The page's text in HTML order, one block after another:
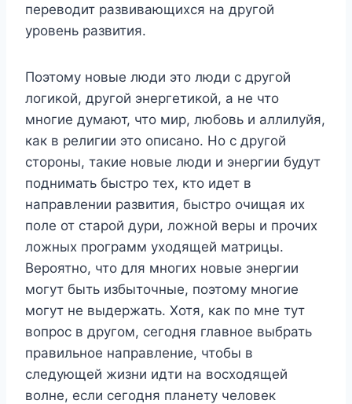
переводит развивающихся на другой
уровень развития.
Поэтому новые люди это люди с другой
логикой, другой энергетикой, а не что
многие думают, что мир, любовь и аллилуйя,
как в религии это описано. Но с другой
стороны, такие новые люди и энергии будут
поднимать быстро тех, кто идет в
направлении развития, быстро очищая их
поле от старой дури, ложной веры и прочих
ложных программ уходящей матрицы.
Вероятно, что для многих новые энергии
могут быть избыточные, поэтому многие
могут не выдержать. Хотя, как по мне тут
вопрос в другом, сегодня главное выбрать
правильное направление, чтобы в
следующей жизни идти на восходящей
волне, если сегодня планету человек